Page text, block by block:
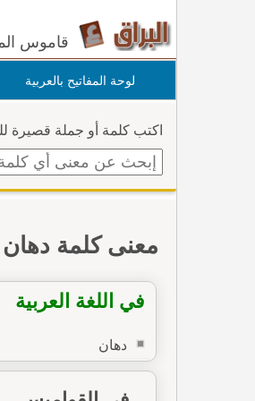
قاموس
لوحة المفاتيح بالعربية
اكتب كلمة أو جملة قصيرة
معنى كلمة
في اللغة العربية
دهان